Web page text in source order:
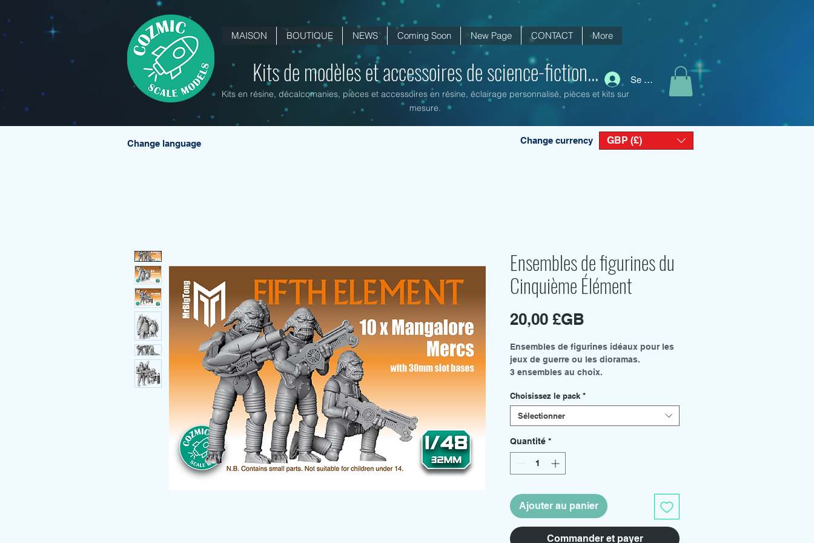
MAISON BOUTIQUE NEWS Coming Soon New Page CONTACT More
Se connecter
Kits de modèles et accessoires de science-fiction...
Kits en résine, décalcomanies, pièces et accessoires en résine, éclairage personnalisé, pièces et kits sur
mesure.
Change language Change currency GBP (£)
Ensembles de figurines du
Cinquième Élément
20,00 £GB
Ensembles de figurines idéaux pour les
jeux de guerre ou les dioramas.
3 ensembles au choix.
4 x Mondoshawan
des bases.
Choisissez le pack *
Sélectionner
Quantité *
Ajouter au panier
Commander et payer